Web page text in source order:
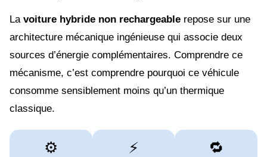
La voiture hybride non rechargeable repose sur une
architecture mécanique ingénieuse qui associe deux
sources d’énergie complémentaires. Comprendre ce
mécanisme, c’est comprendre pourquoi ce véhicule
consomme sensiblement moins qu’un thermique
classique.
⚙️ ⚡ 🔁